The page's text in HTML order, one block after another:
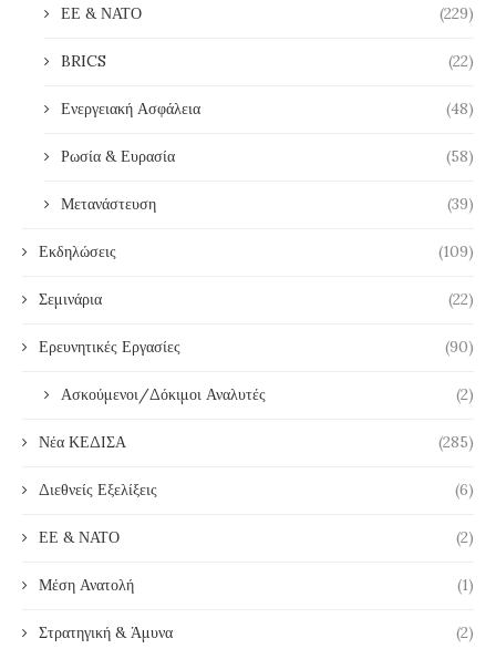
ΕΕ & ΝΑΤΟ (229)
BRICS (22)
Ενεργειακή Ασφάλεια (48)
Ρωσία & Ευρασία (58)
Μετανάστευση (39)
Εκδηλώσεις (109)
Σεμινάρια (22)
Ερευνητικές Εργασίες (90)
Ασκούμενοι/Δόκιμοι Αναλυτές (2)
Νέα ΚΕΔΙΣΑ (285)
Διεθνείς Εξελίξεις (6)
ΕΕ & ΝΑΤΟ (2)
Μέση Ανατολή (1)
Στρατηγική & Άμυνα (2)